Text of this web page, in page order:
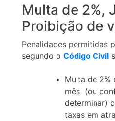
Multa de 2%,
Proibição de
Penalidades permitidas
segundo o Código Civil
Multa de 2%
mês (ou
determinar)
taxas em